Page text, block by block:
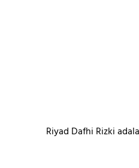
Riyad Dafhi Rizki